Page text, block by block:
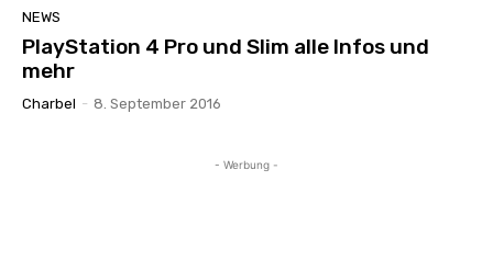
NEWS
PlayStation 4 Pro und Slim alle Infos und
mehr
Charbel - 8. September 2016
- Werbung -